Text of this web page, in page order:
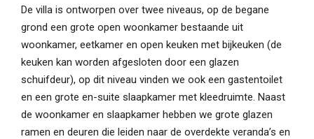
De villa is ontworpen over twee niveaus, op de begane
grond een grote open woonkamer bestaande uit
woonkamer, eetkamer en open keuken met bijkeuken (de
keuken kan worden afgesloten door een glazen
schuifdeur), op dit niveau vinden we ook een gastentoilet
en een grote en-suite slaapkamer met kleedruimte. Naast
de woonkamer en slaapkamer hebben we grote glazen
ramen en deuren die leiden naar de overdekte veranda’s en